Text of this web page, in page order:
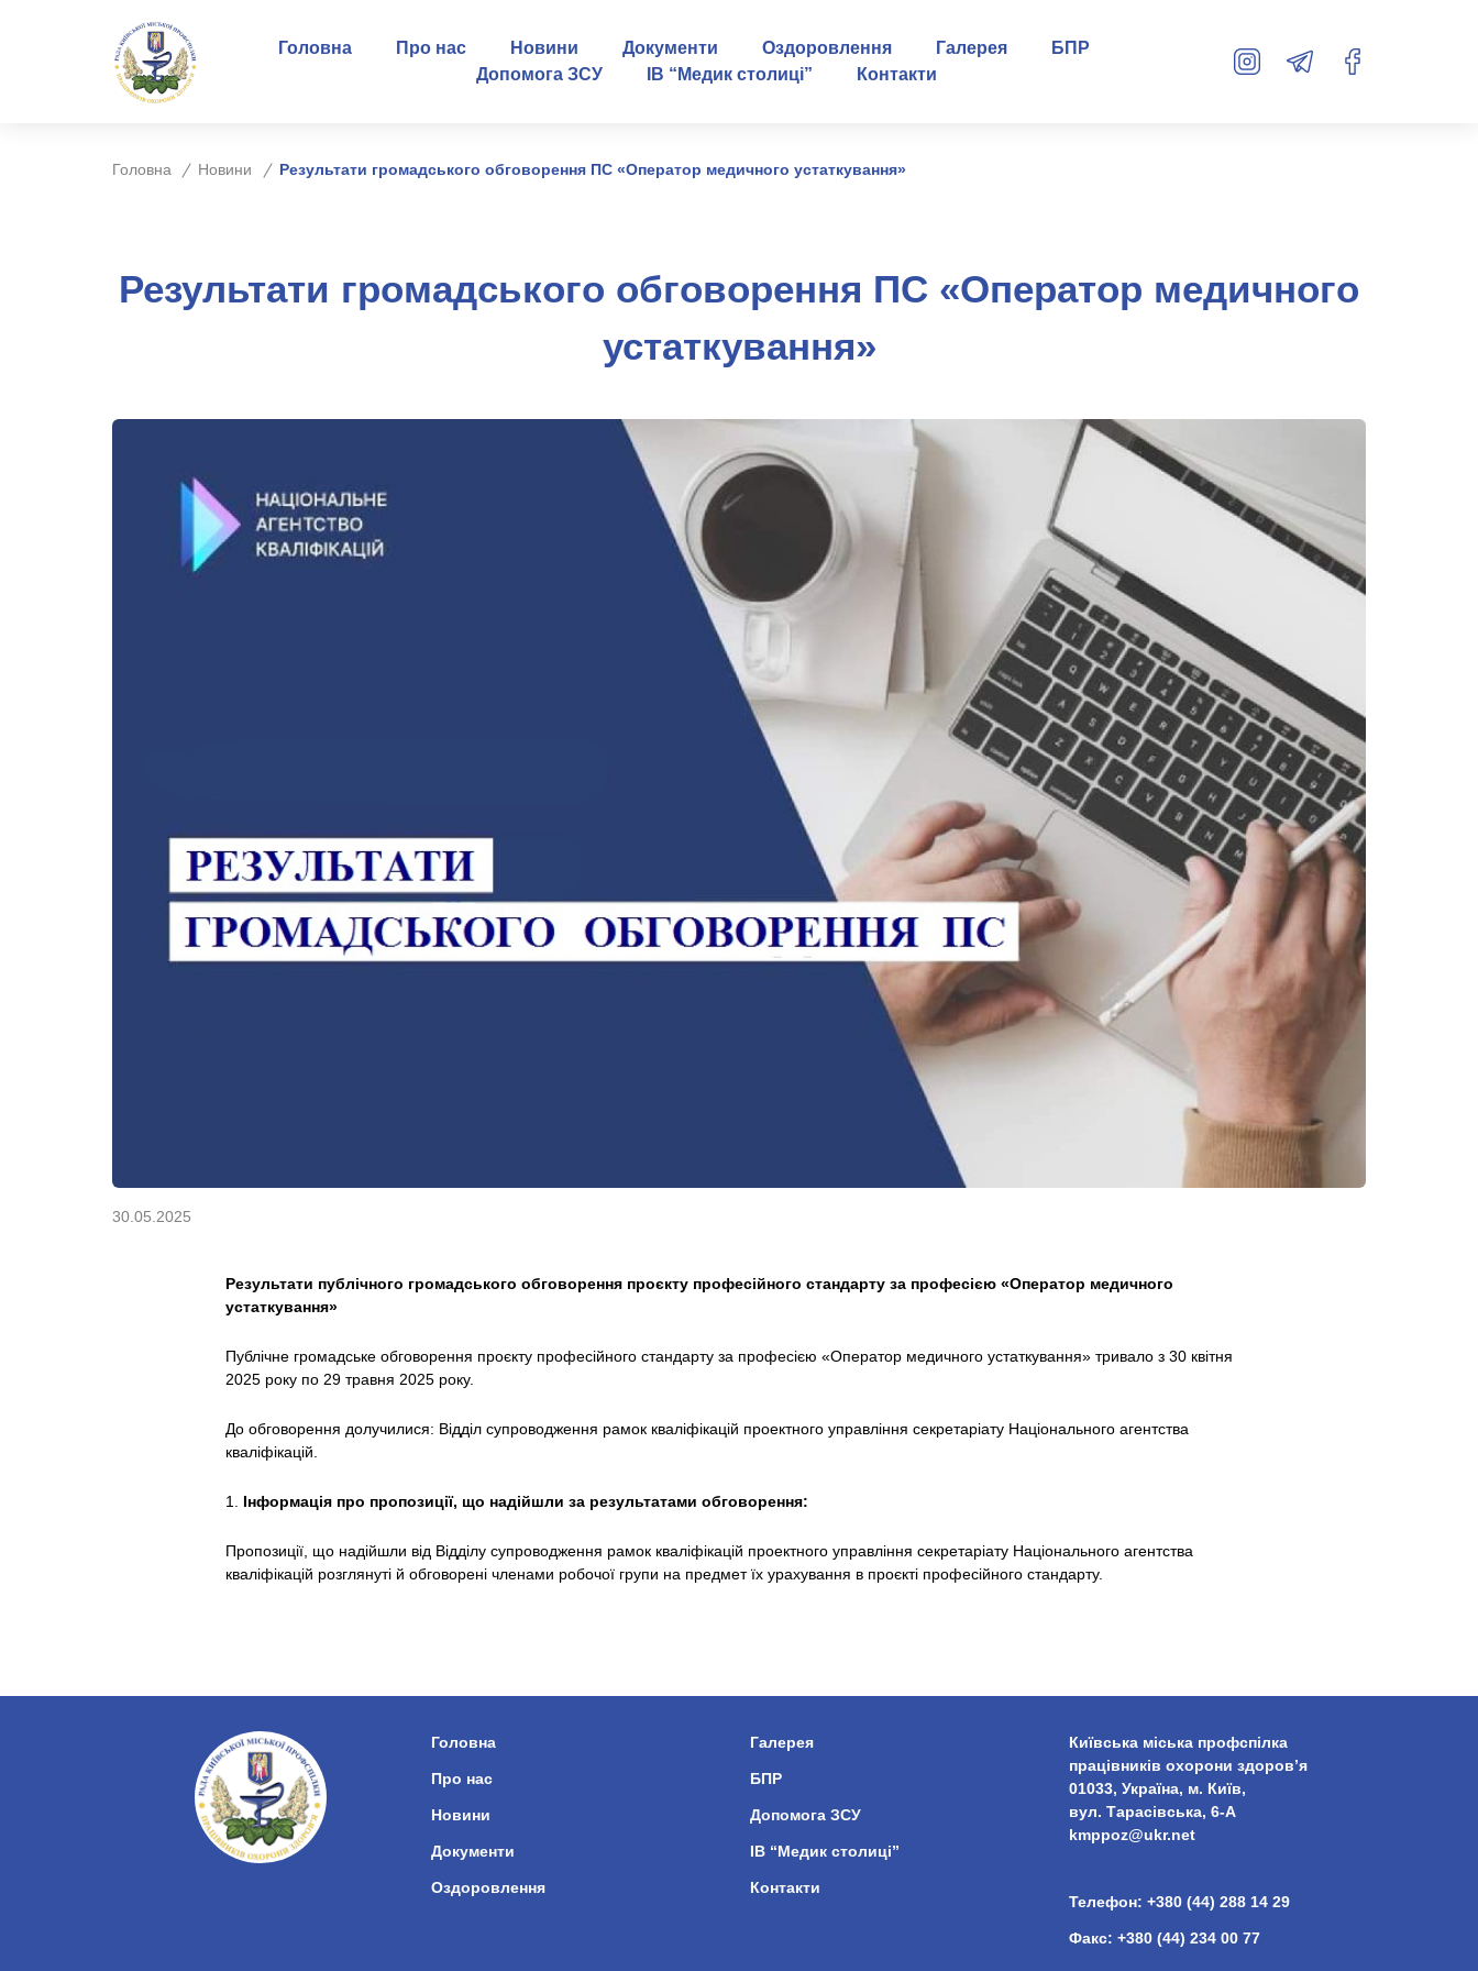
Головна Про нас Новини Документи Оздоровлення Галерея
БПР
Допомога ЗСУ
ІВ “Медик столиці” Контакти
Головна Новини Результати громадського обговорення ПС «Оператор медичного устаткування»
Результати громадського обговорення ПС «Оператор медичного
устаткування»
30.05.2025
Результати публічного громадського обговорення проєкту професійного стандарту за професією «Оператор медичного
устаткування»
Публічне громадське обговорення проєкту професійного стандарту за професією «Оператор медичного устаткування» тривало з 30 квітня
2025 року по 29 травня 2025 року.
До обговорення долучилися: Відділ супроводження рамок кваліфікацій проектного управління секретаріату Національного агентства
кваліфікацій.
1. Інформація про пропозиції, що надійшли за результатами обговорення:
Пропозиції, що надійшли від Відділу супроводження рамок кваліфікацій проектного управління секретаріату Національного агентства
кваліфікацій розглянуті й обговорені членами робочої групи на предмет їх урахування в проєкті професійного стандарту.
Головна
Про нас
Новини
Документи
Оздоровлення
Галерея
БПР
Допомога ЗСУ
ІВ “Медик столиці”
Контакти
Київська міська профспілка
працівників охорони здоров’я
01033, Україна, м. Київ,
вул. Тарасівська, 6-А
kmppoz@ukr.net
Телефон: +380 (44) 288 14 29
Факс: +380 (44) 234 00 77